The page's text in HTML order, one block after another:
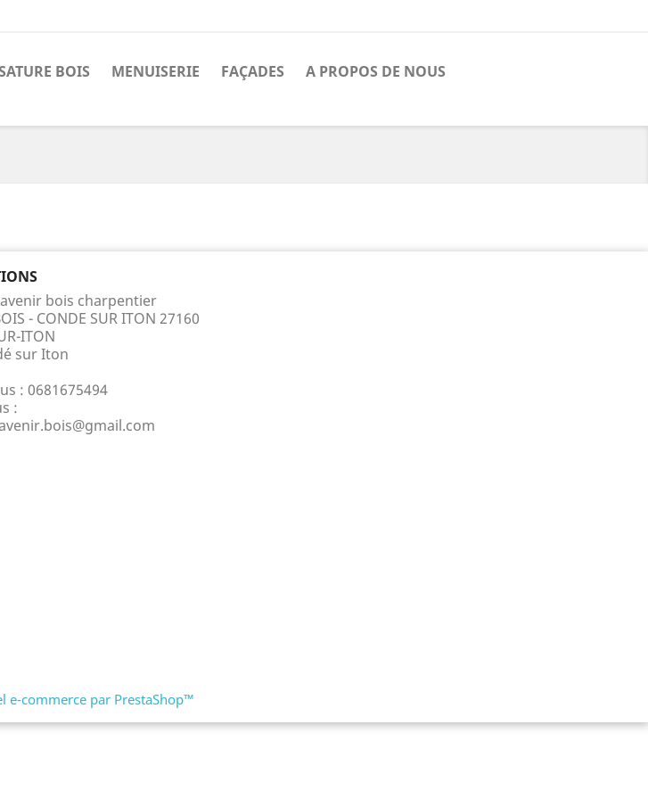
BOIS MENUISERIE FAÇADES A PROPOS DE NOUS
bois charpentier
- CONDE SUR ITON 27160
ITON
sur Iton
: 0681675494
:
e-commerce par PrestaShop™